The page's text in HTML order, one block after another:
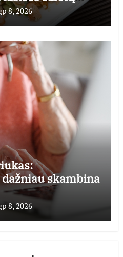
8, 2026
skambina
8, 2026